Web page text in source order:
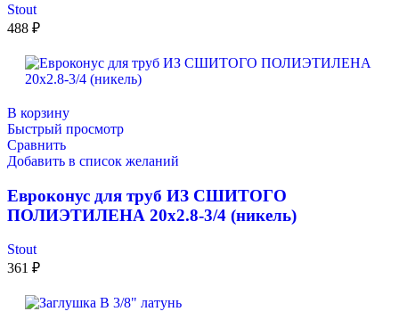
Stout
488 ₽
В корзину
Быстрый просмотр
Сравнить
Добавить в список желаний
Евроконус для труб ИЗ СШИТОГО
ПОЛИЭТИЛЕНА 20х2.8-3/4 (никель)
Stout
361 ₽